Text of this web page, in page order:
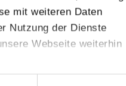
mit weiteren Daten
Nutzung der Dienste
Webseite weiterhin
Aibling überzeugt.
und Schülern gut an.